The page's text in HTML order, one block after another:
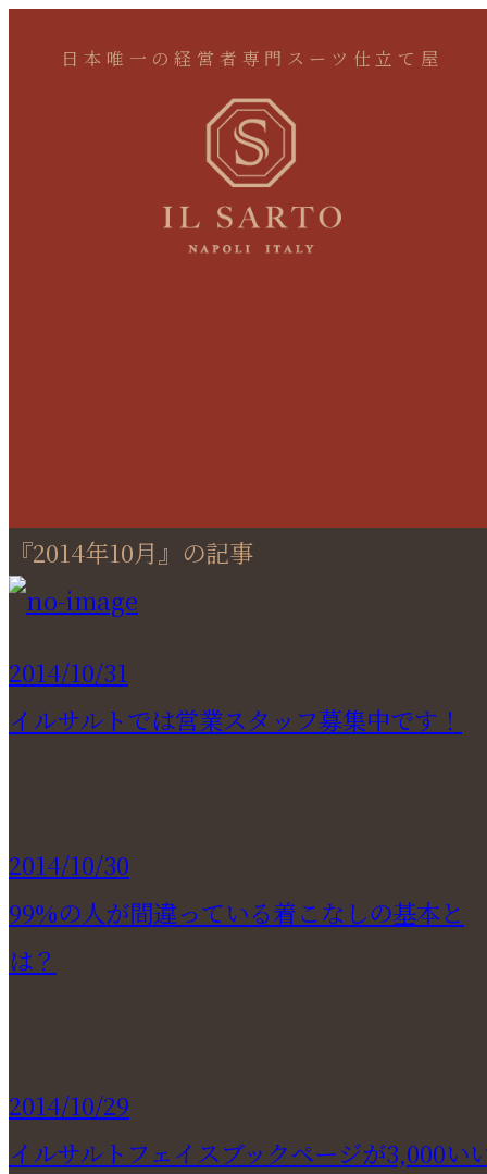
日本唯一の経営者専門スーツ仕立て屋
『2014年10月』の記事
2014/10/31
イルサルトでは営業スタッフ募集中です！
2014/10/30
99%の人が間違っている着こなしの基本と
は？
2014/10/29
イルサルトフェイスブックページが3,000い